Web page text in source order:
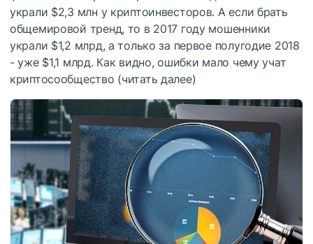
украли $2,3 млн у криптоинвесторов. А если брать
общемировой тренд, то в 2017 году мошенники
украли $1,2 млрд, а только за первое полугодие 2018
- уже $1,1 млрд. Как видно, ошибки мало чему учат
криптосообщество (читать далее)